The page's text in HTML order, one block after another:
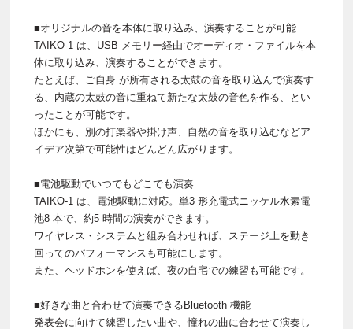
■オリジナルの音を本体に取り込み、演奏することが可能
TAIKO-1 は、USB メモリー経由でオーディオ・ファイルを本
体に取り込み、演奏することができます。
たとえば、ご自身 が所有される太鼓の音を取り込んで演奏す
る、内蔵の太鼓の音に重ねて新たな太鼓の音色を作る、とい
ったことが可能です。
ほかにも、別の打楽器や掛け声、自然の音を取り込むなどア
イデア次第で可能性はどんどん広がります。
■電池駆動でいつでもどこでも演奏
TAIKO-1 は、電池駆動に対応。単3 形充電式ニッケル水素電
池8 本で、約5 時間の演奏ができます。
ワイヤレス・システムと組み合わせれば、ステージ上を動き
回ってのパフォーマンスも可能にします。
また、ヘッドホンを使えば、夜の自宅での練習も可能です。
■好きな曲と合わせて演奏できるBluetooth 機能
発表会に向けて練習したい曲や、憧れの曲に合わせて演奏し